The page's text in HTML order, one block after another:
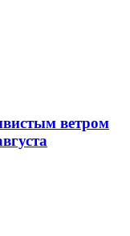
ветром